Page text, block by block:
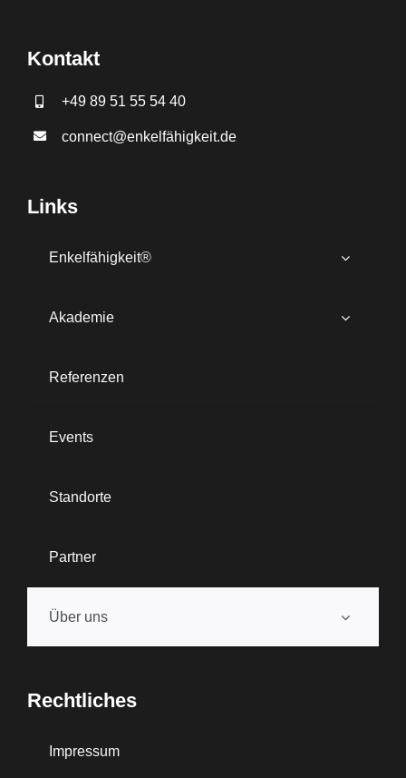
Kontakt
+49 89 51 55 54 40
connect@enkelfähigkeit.de
Links
Enkelfähigkeit®
Akademie
Referenzen
Events
Standorte
Partner
Über uns
Rechtliches
Impressum